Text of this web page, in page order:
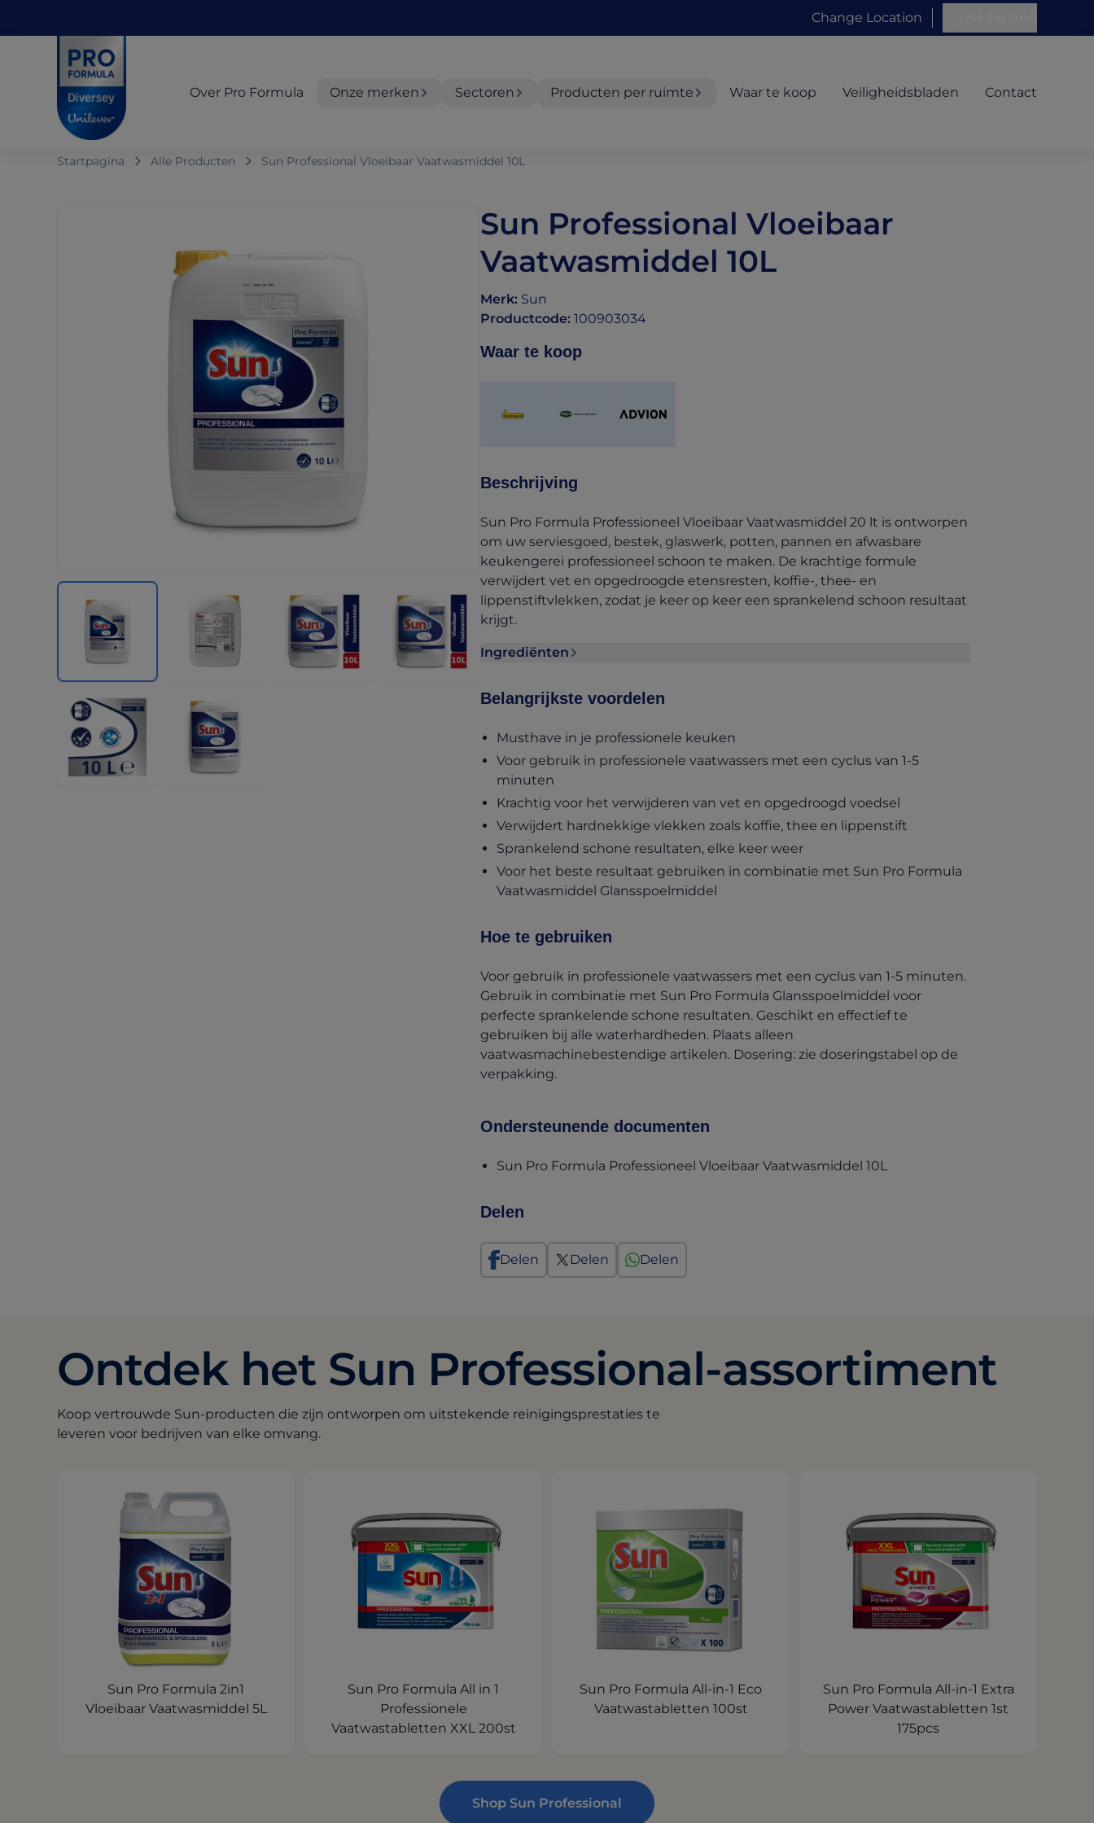
Change Location
Over Pro Formula Onze merken Sectoren Producten per ruimte Waar te koop Veiligheidsbladen Contact
Startpagina Alle Producten Sun Professional Vloeibaar Vaatwasmiddel 10L
Sun Professional Vloeibaar
Vaatwasmiddel 10L
Merk: Sun
Productcode: 100903034
Waar te koop
Beschrijving
Sun Pro Formula Professioneel Vloeibaar Vaatwasmiddel 20 lt is ontworpen
om uw serviesgoed, bestek, glaswerk, potten, pannen en afwasbare
keukengerei professioneel schoon te maken. De krachtige formule
verwijdert vet en opgedroogde etensresten, koffie-, thee- en
lippenstiftvlekken, zodat je keer op keer een sprankelend schoon resultaat
krijgt.
Ingrediënten
Belangrijkste voordelen
Musthave in je professionele keuken
Voor gebruik in professionele vaatwassers met een cyclus van 1-5
minuten
Krachtig voor het verwijderen van vet en opgedroogd voedsel
Verwijdert hardnekkige vlekken zoals koffie, thee en lippenstift
Sprankelend schone resultaten, elke keer weer
Voor het beste resultaat gebruiken in combinatie met Sun Pro Formula
Vaatwasmiddel Glansspoelmiddel
Hoe te gebruiken
Voor gebruik in professionele vaatwassers met een cyclus van 1-5 minuten.
Gebruik in combinatie met Sun Pro Formula Glansspoelmiddel voor
perfecte sprankelende schone resultaten. Geschikt en effectief te
gebruiken bij alle waterhardheden. Plaats alleen
vaatwasmachinebestendige artikelen. Dosering: zie doseringstabel op de
verpakking.
Ondersteunende documenten
Sun Pro Formula Professioneel Vloeibaar Vaatwasmiddel 10L
Delen
Delen Delen Delen
Ontdek het Sun Professional-assortiment
Koop vertrouwde Sun-producten die zijn ontworpen om uitstekende reinigingsprestaties te
leveren voor bedrijven van elke omvang.
Sun Pro Formula 2in1
Vloeibaar Vaatwasmiddel 5L
Sun Pro Formula All in 1
Professionele
Vaatwastabletten XXL 200st
Sun Pro Formula All-in-1 Eco
Vaatwastabletten 100st
Sun Pro Formula All-in-1 Extra
Power Vaatwastabletten 1st
175pcs
Shop Sun Professional